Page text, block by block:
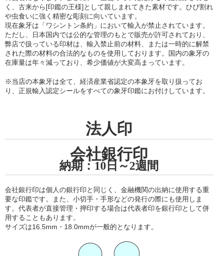
く、古来から[印鑑の王様]として親しまれてきた素材です。ひび割れ
や虫食いに強く精密な彫刻に向いています。
現在象牙は「ワシントン条約」において輸入が禁止されています。
ただし、日本国内では公的な管理のもとで販売が許可されており、
弊店で扱っている印材は、輸入禁止前の材料、または一時的に解禁
された際の材料の合法的なものを使用しております。国内の象牙の
在庫量は年々減っており、希少価値が大変高まっています。
※当店の本象牙は全て、経済産業省認定の本象牙を取り扱ってお
り
、正規輸入認定シールをすべての象牙印鑑にお付けしています。
法人印
会社銀行印
納期：10日～2週間
会社銀行印は個人の銀行印と同じく、金融機関の出納に使用する重
要な印鑑です。また、小切手・手形などの発行の際にも使用しま
す。代表者が直接管理・押印する場合は代表者印を銀行印として併
用することもあります。
サイズは16.5mm・18.0mmが一般的となります。